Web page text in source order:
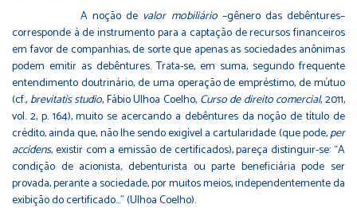
A noção de valor mobiliário–gênero das debêntures–
corresponde à de instrumento para a captação de recursos financeiros
em favor de companhias, de sorte que apenas as sociedades anônimas
podem emitir as debêntures. Trata-se, em suma, segundo frequente
entendimento doutrinário, de uma operação de empréstimo, de mútuo
(cf., brevitatis studio, Fábio Ulhoa Coelho, Curso de direito comercial, 2011,
vol. 2, p. 164), muito se acercando a debêntures da noção de título de
crédito, ainda que, não lhe sendo exigível a cartularidade (que pode,per
accidens, existir com a emissão de certificados), pareça distinguir-se: “A
condição de acionista, debenturista ou parte beneficiária pode ser
provada, perante a sociedade, por muitos meios, independentemente da
exibição do certificado…” (Ulhoa Coelho).